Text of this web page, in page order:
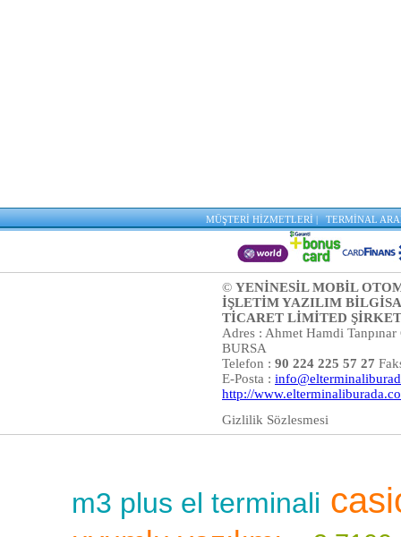
MÜŞTERİ HİZMETLERİ | TERMİNAL
© YENİNESİL MOBİL
İŞLETİM YAZILIM
TİCARET LİMİTED
Adres : Ahmet Hamdi
BURSA
Telefon : 90 224 225 57 27
E-Posta :
http://
Gizlilik Sözlesmesi
m3 plus el terminali